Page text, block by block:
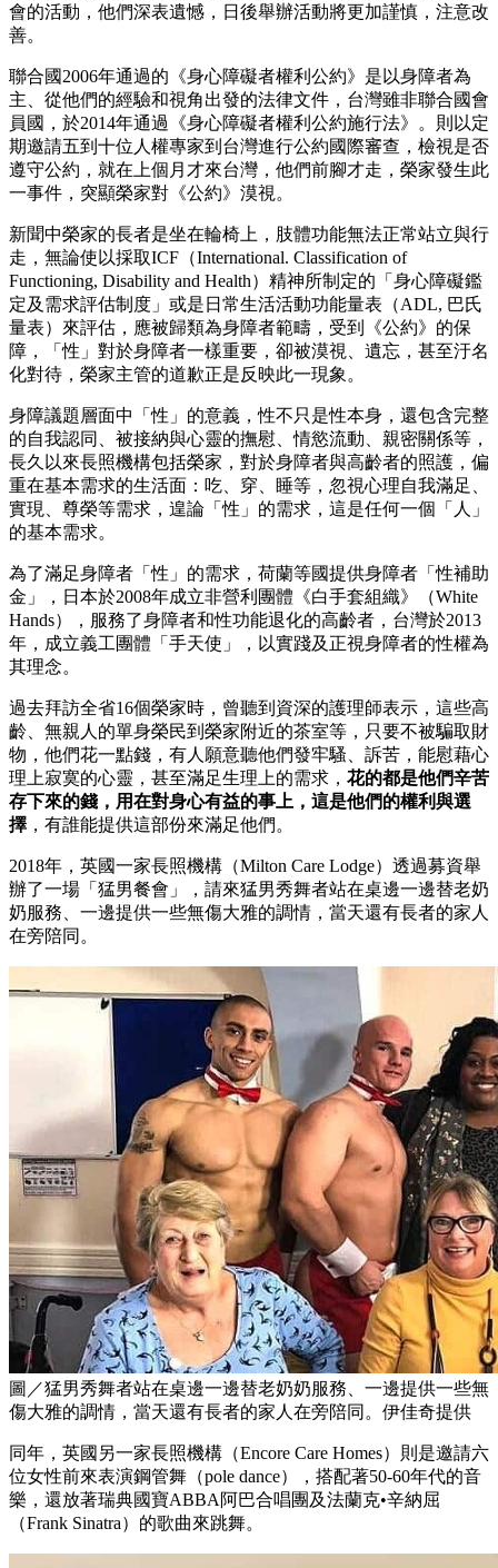
會的活動，他們深表遺憾，日後舉辦活動將更加謹慎，注意改
善。
聯合國2006年通過的《身心障礙者權利公約》是以身障者為
主、從他們的經驗和視角出發的法律文件，台灣雖非聯合國會
員國，於2014年通過《身心障礙者權利公約施行法》。則以定
期邀請五到十位人權專家到台灣進行公約國際審查，檢視是否
遵守公約，就在上個月才來台灣，他們前腳才走，榮家發生此
一事件，突顯榮家對《公約》漠視。
新聞中榮家的長者是坐在輪椅上，肢體功能無法正常站立與行
走，無論使以採取ICF（International. Classification of
Functioning, Disability and Health）精神所制定的「身心障礙鑑
定及需求評估制度」或是日常生活活動功能量表（ADL, 巴氏
量表）來評估，應被歸類為身障者範疇，受到《公約》的保
障，「性」對於身障者一樣重要，卻被漠視、遺忘，甚至汙名
化對待，榮家主管的道歉正是反映此一現象。
身障議題層面中「性」的意義，性不只是性本身，還包含完整
的自我認同、被接納與心靈的撫慰、情慾流動、親密關係等，
長久以來長照機構包括榮家，對於身障者與高齡者的照護，偏
重在基本需求的生活面：吃、穿、睡等，忽視心理自我滿足、
實現、尊榮等需求，遑論「性」的需求，這是任何一個「人」
的基本需求。
為了滿足身障者「性」的需求，荷蘭等國提供身障者「性補助
金」，日本於2008年成立非營利團體《白手套組織》（White
Hands），服務了身障者和性功能退化的高齡者，台灣於2013
年，成立義工團體「手天使」，以實踐及正視身障者的性權為
其理念。
過去拜訪全省16個榮家時，曾聽到資深的護理師表示，這些高
齡、無親人的單身榮民到榮家附近的茶室等，只要不被騙取財
物，他們花一點錢，有人願意聽他們發牢騷、訴苦，能慰藉心
理上寂寞的心靈，甚至滿足生理上的需求， 花的都是他們辛苦
存下來的錢，用在對身心有益的事上，這是他們的權利與選
擇 ，有誰能提供這部份來滿足他們。
2018年，英國一家長照機構（Milton Care Lodge）透過募資舉
辦了一場「猛男餐會」，請來猛男秀舞者站在桌邊一邊替老奶
奶服務、一邊提供一些無傷大雅的調情，當天還有長者的家人
在旁陪同。
圖／猛男秀舞者站在桌邊一邊替老奶奶服務、一邊提供一些無
傷大雅的調情，當天還有長者的家人在旁陪同。伊佳奇提供
同年，英國另一家長照機構（Encore Care Homes）則是邀請六
位女性前來表演鋼管舞（pole dance），搭配著50-60年代的音
樂，還放著瑞典國寶ABBA阿巴合唱團及法蘭克•辛納屈
（Frank Sinatra）的歌曲來跳舞。